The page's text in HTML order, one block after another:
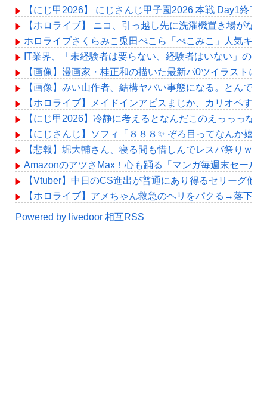
【にじ甲2026】 にじさんじ甲子園2026 本戦 Day1終了
【ホロライブ】 ニコ、引っ越し先に洗濯機置き場がない
ホロライブさくらみこ兎田ぺこら「ぺこみこ」人気キ
IT業界、「未経験者は要らない、経験者はいない」の地
【画像】漫画家・桂正和の描いた最新パ0ツイラスト
【画像】みい山作者、結構ヤバい事態になる。とんで
【ホロライブ】メイドインアビスまじか、カリオペすげ
【にじ甲2026】冷静に考えるとなんだこのえっっっな
【にじさんじ】ソフィ「８８８✨ ぞろ目ってなんか嬉
【悲報】堀大輔さん、寝る間も惜しんでレスバ祭りｗ
AmazonのアツさMax！心も踊る「マンガ毎週末セール
【Vtuber】中日のCS進出が普通にあり得るセリーグ他
【ホロライブ】アメちゃん救急のヘリをパクる→落下【
Powered by livedoor 相互RSS